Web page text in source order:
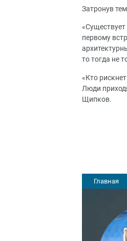
Затронув
первому
то тогда не
«Кто
Люди
Щипков.
Главная